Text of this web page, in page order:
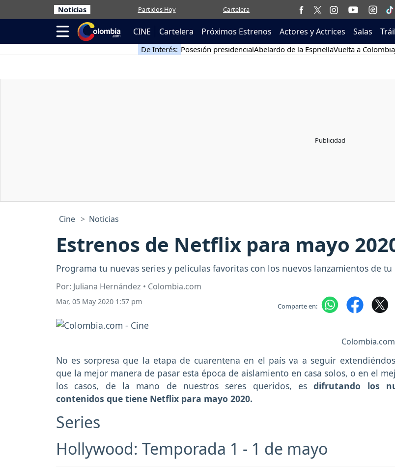
Noticias Partidos Hoy Cartelera
CINE Cartelera Próximos Estrenos Actores y Actrices Salas
De Interés: Posesión presidencialAbelardo de la EspriellaVuelta a Colombia
Cine Noticias
Estrenos de Netflix para mayo
Programa tu nuevas series y películas favoritas con los nuevos lanzamientos de
Por: Juliana Hernández • Colombia.com
Mar, 05 May 2020 1:57 pm Comparte en:
No es sorpresa que la etapa de cuarentena en el país va a seguir
que la mejor manera de pasar esta época de aislamiento en casa solos, o en el
los casos, de la mano de nuestros seres queridos, esdifrutando los
contenidos que tiene Netflix para mayo 2020.
Series
Hollywood: Temporada 1 - 1 de mayo